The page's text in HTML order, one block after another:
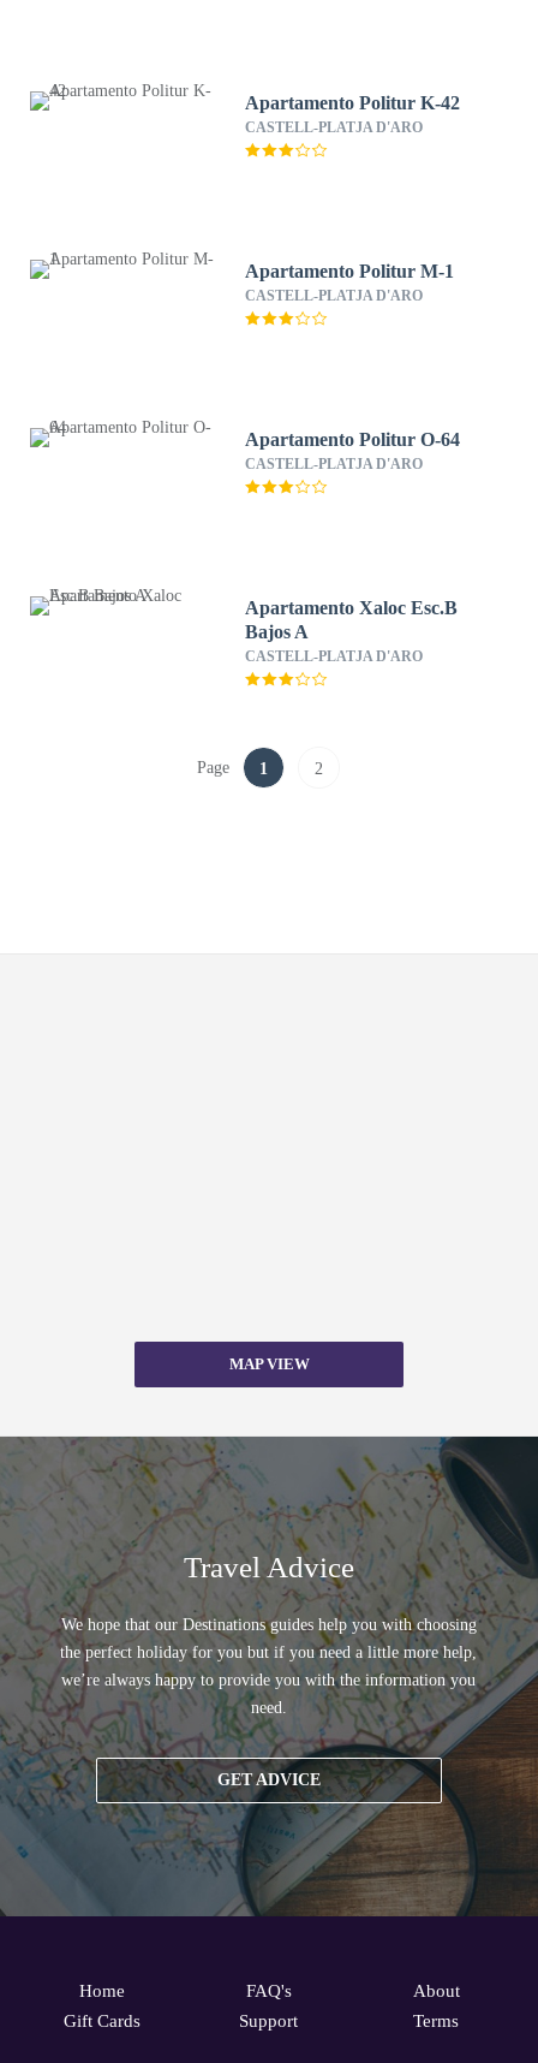
Apartamento Politur K-42
CASTELL-PLATJA D'ARO
Apartamento Politur M-1
CASTELL-PLATJA D'ARO
Apartamento Politur O-64
CASTELL-PLATJA D'ARO
Apartamento Xaloc Esc.B
Bajos A
CASTELL-PLATJA D'ARO
Page 1 2
MAP VIEW
Travel Advice
We hope that our Destinations guides help you with choosing
the perfect holiday for you but if you need a little more help,
we’re always happy to provide you with the information you
need.
GET ADVICE
Home
Gift Cards
FAQ's
Support
About
Terms